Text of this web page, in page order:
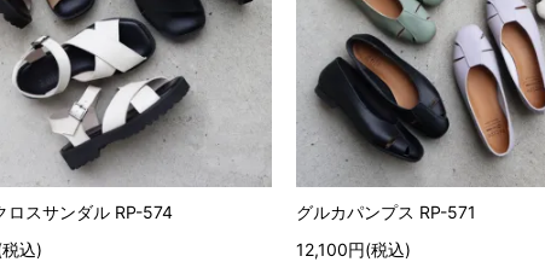
ロスサンダル RP-574
込)
グルカパンプス RP-571
12,100円(税込)